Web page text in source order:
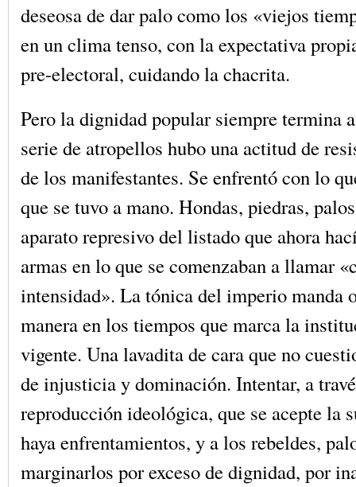
deseosa de dar palo como los «viejos
en un clima tenso, con la expectativa
pre-electoral, cuidando la chacrita.
Pero la dignidad popular siempre termina
serie de atropellos hubo una actitud de
de los manifestantes. Se enfrentó con lo
que se tuvo a mano. Hondas, piedras,
aparato represivo del listado que ahora
armas en lo que se comenzaban a llamar
intensidad». La tónica del imperio manda
manera en los tiempos que marca la
vigente. Una lavadita de cara que no
de injusticia y dominación. Intentar, a
reproducción ideológica, que se acepte la
haya enfrentamientos, y a los rebeldes,
marginarlos por exceso de dignidad, por